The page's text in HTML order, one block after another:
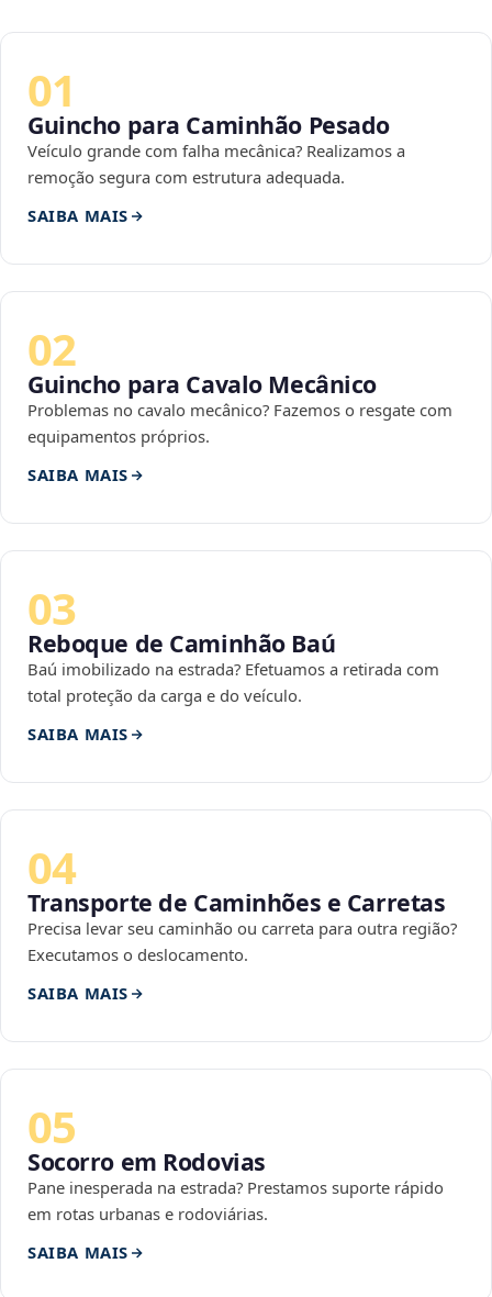
01
Guincho para Caminhão Pesado
Veículo grande com falha mecânica? Realizamos a
remoção segura com estrutura adequada.
SAIBA MAIS
02
Guincho para Cavalo Mecânico
Problemas no cavalo mecânico? Fazemos o resgate com
equipamentos próprios.
SAIBA MAIS
03
Reboque de Caminhão Baú
Baú imobilizado na estrada? Efetuamos a retirada com
total proteção da carga e do veículo.
SAIBA MAIS
04
Transporte de Caminhões e Carretas
Precisa levar seu caminhão ou carreta para outra região?
Executamos o deslocamento.
SAIBA MAIS
05
Socorro em Rodovias
Pane inesperada na estrada? Prestamos suporte rápido
em rotas urbanas e rodoviárias.
SAIBA MAIS